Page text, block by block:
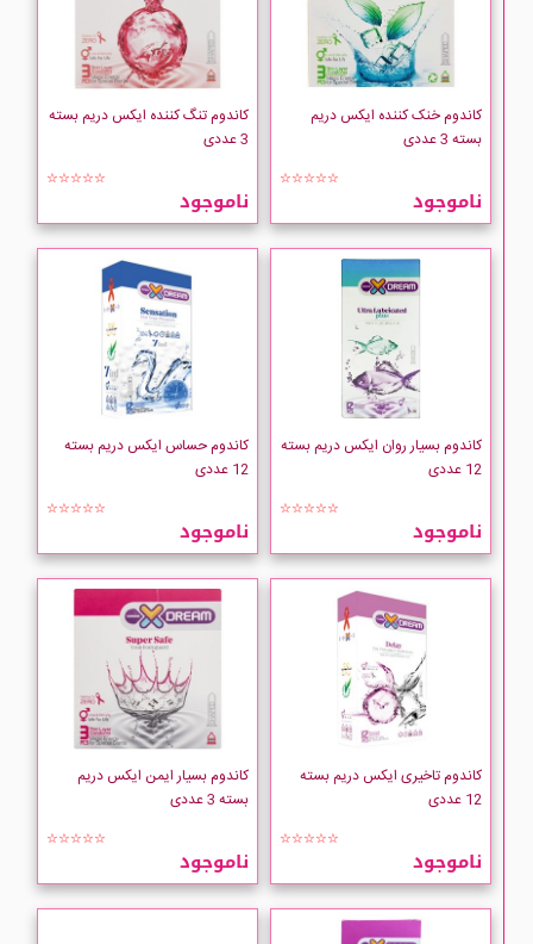
کاندوم خنک کننده ایکس دریم
بسته 3 عددی
☆☆☆☆☆
ناموجود
کاندوم تنگ کننده ایکس دریم بسته
3 عددی
☆☆☆☆☆
ناموجود
کاندوم بسیار روان ایکس دریم بسته
12 عددی
☆☆☆☆☆
ناموجود
کاندوم حساس ایکس دریم بسته
12 عددی
☆☆☆☆☆
ناموجود
کاندوم تاخیری ایکس دریم بسته
12 عددی
☆☆☆☆☆
ناموجود
کاندوم بسیار ایمن ایکس دریم
بسته 3 عددی
☆☆☆☆☆
ناموجود